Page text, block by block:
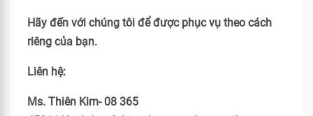
Hãy đến với chúng tôi để được phục vụ theo cách
riêng của bạn.
Liên hệ:
Ms. Thiên Kim- 08 365